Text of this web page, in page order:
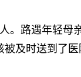
路遇年轻母
及时送到了